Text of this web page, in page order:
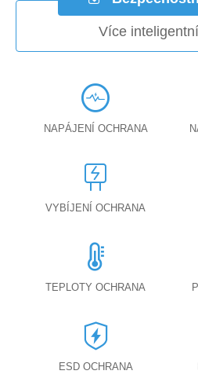
Více
NAPÁJENÍ OCHRANA
VYBÍJENÍ OCHRANA
TEPLOTY OCHRANA
ESD OCHRANA